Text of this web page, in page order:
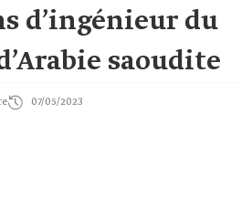
d’ingénieur du
saoudite
07/05/2023